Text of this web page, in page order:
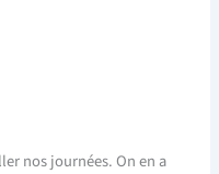
nos journées. On en a